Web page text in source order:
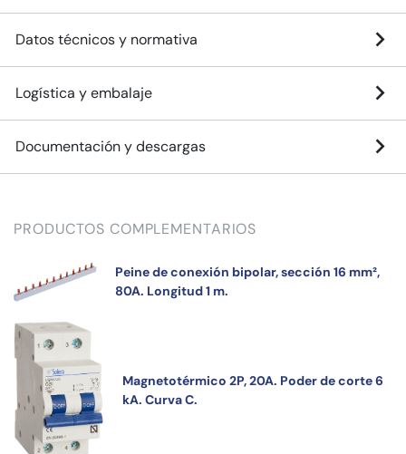
Datos técnicos y normativa
Logística y embalaje
Documentación y descargas
PRODUCTOS COMPLEMENTARIOS
Peine de conexión bipolar, sección 16 mm²,
80A. Longitud 1 m.
Magnetotérmico 2P, 20A. Poder de corte 6
kA. Curva C.